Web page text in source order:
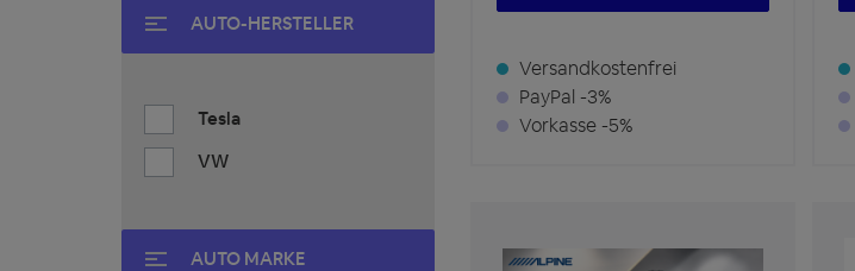
AUTO-HERSTELLER
Tesla
VW
AUTO MARKE
Versandkostenfrei
PayPal -3%
Vorkasse -5%